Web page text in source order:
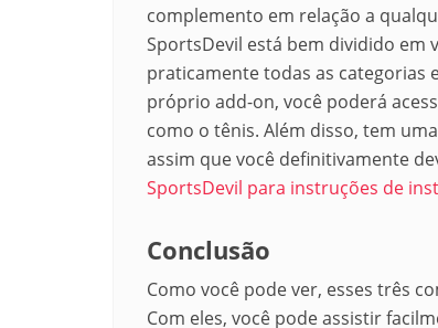
complemento em relação a
SportsDevil está bem dividido em
praticamente todas as categorias
próprio add-on, você poderá
como o tênis. Além disso, tem
assim que você definitivamente
SportsDevil para instruções de
Conclusão
Como você pode ver, esses três
Com eles, você pode assistir